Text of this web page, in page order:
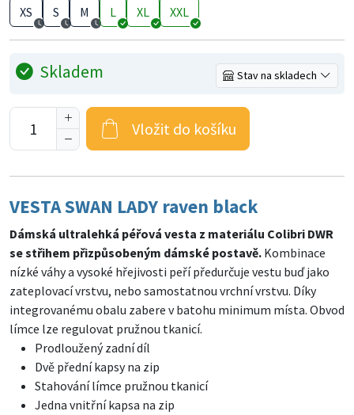
XS S M L XL XXL
Skladem Stav na skladech
Vložit do košíku
VESTA SWAN LADY raven black
Dámská ultralehká péřová vesta z materiálu Colibri DWR
se střihem přizpůsobeným dámské postavě. Kombinace
nízké váhy a vysoké hřejivosti peří předurčuje vestu buď jako
zateplovací vrstvu, nebo samostatnou vrchní vrstvu. Díky
integrovanému obalu zabere v batohu minimum místa. Obvod
límce lze regulovat pružnou tkanicí.
Prodloužený zadní díl
Dvě přední kapsy na zip
Stahování límce pružnou tkanicí
Jedna vnitřní kapsa na zip